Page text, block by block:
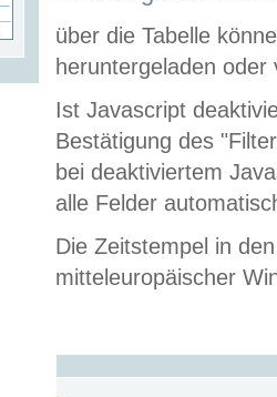
über die Tabelle
heruntergeladen oder
Ist Javascript
Bestätigung des
bei deaktiviertem
alle Felder
Die Zeitstempel in
mitteleuropäischer